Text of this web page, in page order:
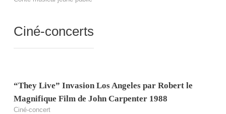
Ciné-concerts
“They Live” Invasion Los Angeles par Robert le
Magnifique Film de John Carpenter 1988
Ciné-concert